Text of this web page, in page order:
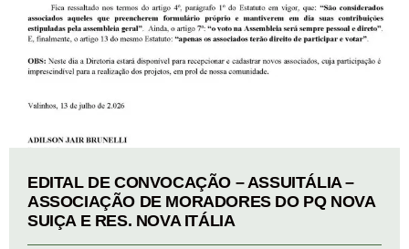
EDITAL DE CONVOCAÇÃO – ASSUITÁLIA –
ASSOCIAÇÃO DE MORADORES DO PQ NOVA
SUIÇA E RES. NOVA ITÁLIA